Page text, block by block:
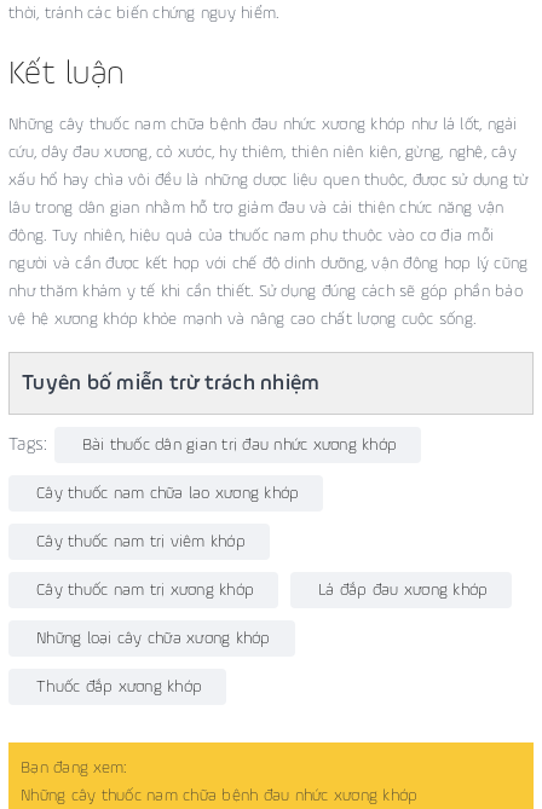
thời, tránh các biến chứng nguy hiểm.
Kết luận
Những cây thuốc nam chữa bệnh đau nhức xương khớp như lá lốt, ngải
cứu, dây đau xương, cỏ xước, hy thiêm, thiên niên kiện, gừng, nghệ, cây
xấu hổ hay chìa vôi đều là những dược liệu quen thuộc, được sử dụng từ
lâu trong dân gian nhằm hỗ trợ giảm đau và cải thiện chức năng vận
động. Tuy nhiên, hiệu quả của thuốc nam phụ thuộc vào cơ địa mỗi
người và cần được kết hợp với chế độ dinh dưỡng, vận động hợp lý cũng
như thăm khám y tế khi cần thiết. Sử dụng đúng cách sẽ góp phần bảo
vệ hệ xương khớp khỏe mạnh và nâng cao chất lượng cuộc sống.
Tuyên bố miễn trừ trách nhiệm
Tags: Bài thuốc dân gian trị đau nhức xương khớp
Cây thuốc nam chữa lao xương khớp
Cây thuốc nam trị viêm khớp
Cây thuốc nam trị xương khớp Lá đắp đau xương khớp
Những loại cây chữa xương khớp
Thuốc đắp xương khớp
Bạn đang xem:
Những cây thuốc nam chữa bệnh đau nhức xương khớp